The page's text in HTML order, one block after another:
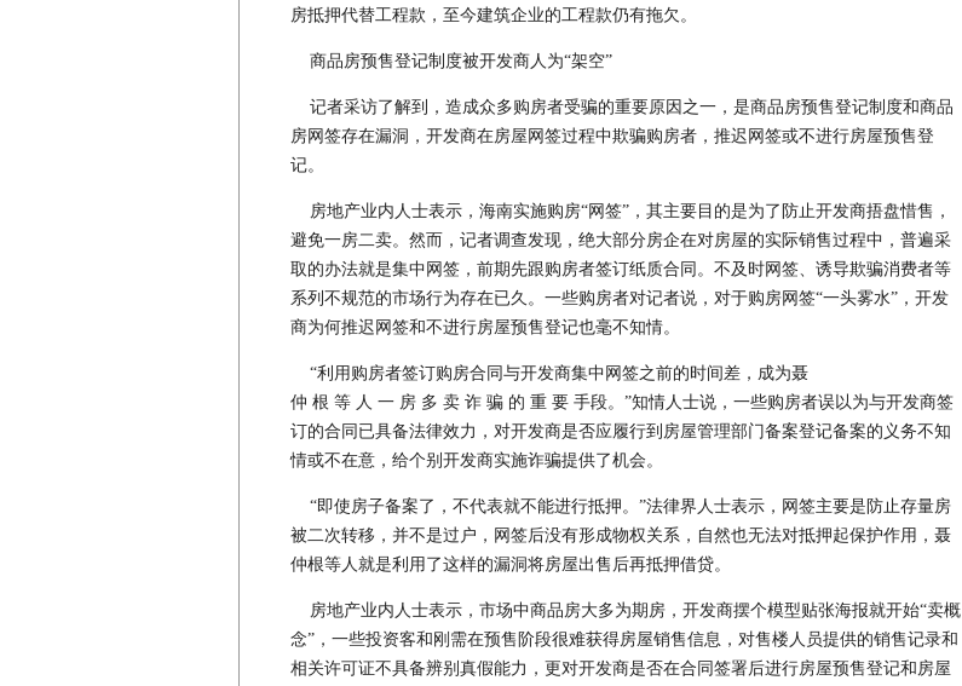
房抵押代替工程款，至今建筑企业的工程款仍有拖欠。
商品房预售登记制度被开发商人为“架空”
记者采访了解到，造成众多购房者受骗的重要原因之一，是商品房预售登记制度和商品
房网签存在漏洞，开发商在房屋网签过程中欺骗购房者，推迟网签或不进行房屋预售登
记。
房地产业内人士表示，海南实施购房“网签”，其主要目的是为了防止开发商捂盘惜售，
避免一房二卖。然而，记者调查发现，绝大部分房企在对房屋的实际销售过程中，普遍采
取的办法就是集中网签，前期先跟购房者签订纸质合同。不及时网签、诱导欺骗消费者等
系列不规范的市场行为存在已久。一些购房者对记者说，对于购房网签“一头雾水”，开发
商为何推迟网签和不进行房屋预售登记也毫不知情。
“利用购房者签订购房合同与开发商集中网签之前的时间差，成为聂
仲 根 等 人 一 房 多 卖 诈 骗 的 重 要 手段。”知情人士说，一些购房者误以为与开发商签
订的合同已具备法律效力，对开发商是否应履行到房屋管理部门备案登记备案的义务不知
情或不在意，给个别开发商实施诈骗提供了机会。
“即使房子备案了，不代表就不能进行抵押。”法律界人士表示，网签主要是防止存量房
被二次转移，并不是过户，网签后没有形成物权关系，自然也无法对抵押起保护作用，聂
仲根等人就是利用了这样的漏洞将房屋出售后再抵押借贷。
房地产业内人士表示，市场中商品房大多为期房，开发商摆个模型贴张海报就开始“卖概
念”，一些投资客和刚需在预售阶段很难获得房屋销售信息，对售楼人员提供的销售记录和
相关许可证不具备辨别真假能力，更对开发商是否在合同签署后进行房屋预售登记和房屋